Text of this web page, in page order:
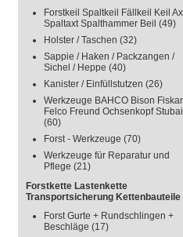
Forstkeil Spaltkeil Fällkeil Keil
Spaltaxt Spalthammer Beil (49)
Holster / Taschen (32)
Sappie / Haken / Packzangen /
Sichel / Heppe (40)
Kanister / Einfüllstutzen (26)
Werkzeuge BAHCO Bison
Felco Freund Ochsenkopf Stubai
(60)
Forst - Werkzeuge (70)
Werkzeuge für Reparatur und
Pflege (21)
Forstkette Lastenkette
Transportsicherung Kettenbauteile
Forst Gurte + Rundschlingen +
Beschläge (17)